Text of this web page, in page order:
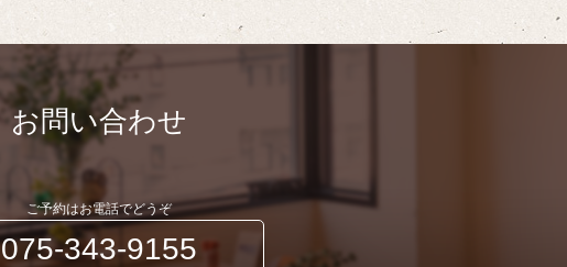
お問い合わせ
ご予約はお電話でどうぞ
075-343-9155